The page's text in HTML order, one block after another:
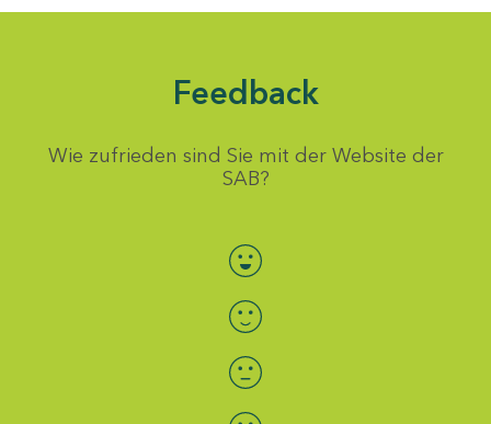
Feedback
Wie zufrieden sind Sie mit der Website der
SAB?
Bewertung auswählen